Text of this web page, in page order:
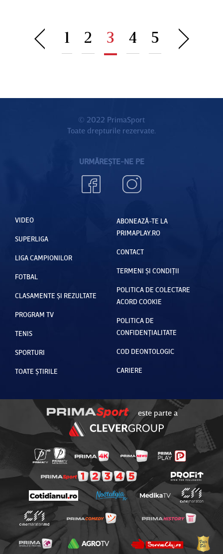
Vedeam
să jucăm
Lucescu
o va
trimite în
Istanbul
1 2 3 4 5
© 2022 PrimaSport
Toate drepturile rezervate.
URMĂREȘTE-NE PE
VIDEO
SUPERLIGA
LIGA CAMPIONILOR
FOTBAL
CLASAMENTE ȘI REZULTATE
PROGRAM TV
TENIS
SPORTURI
TOATE ȘTIRILE
ABONEAZĂ-TE LA
PRIMAPLAY.RO
CONTACT
TERMENI ȘI CONDIȚII
POLITICA DE COLECTARE
ACORD COOKIE
POLITICA DE
CONFIDENȚIALITATE
COD DEONTOLOGIC
CARIERE
este parte a